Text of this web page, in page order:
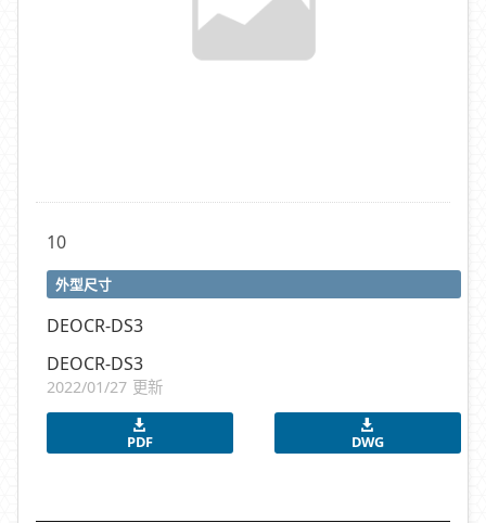
10
外型尺寸
DEOCR-DS3
DEOCR-DS3
2022/01/27 更新
PDF DWG